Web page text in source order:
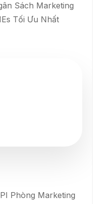
Sách Marketing
Tối Ưu Nhất
Phòng Marketing